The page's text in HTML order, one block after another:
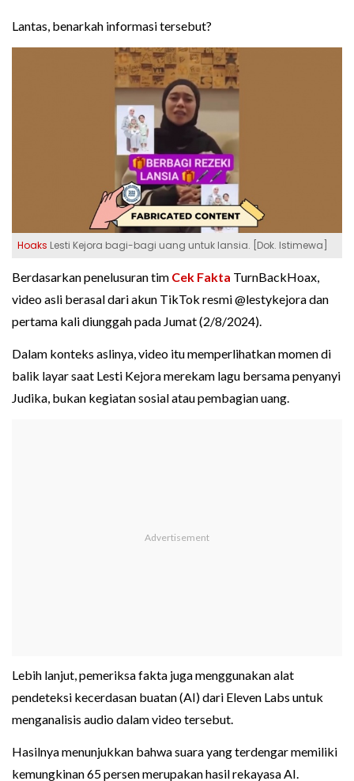
Lantas, benarkah informasi tersebut?
Hoaks Lesti Kejora bagi-bagi uang untuk lansia. [Dok. Istimewa]
Berdasarkan penelusuran tim Cek Fakta TurnBackHoax,
video asli berasal dari akun TikTok resmi @lestykejora dan
pertama kali diunggah pada Jumat (2/8/2024).
Dalam konteks aslinya, video itu memperlihatkan momen di
balik layar saat Lesti Kejora merekam lagu bersama penyanyi
Judika, bukan kegiatan sosial atau pembagian uang.
Lebih lanjut, pemeriksa fakta juga menggunakan alat
pendeteksi kecerdasan buatan (AI) dari Eleven Labs untuk
menganalisis audio dalam video tersebut.
Hasilnya menunjukkan bahwa suara yang terdengar memiliki
kemungkinan 65 persen merupakan hasil rekayasa AI.